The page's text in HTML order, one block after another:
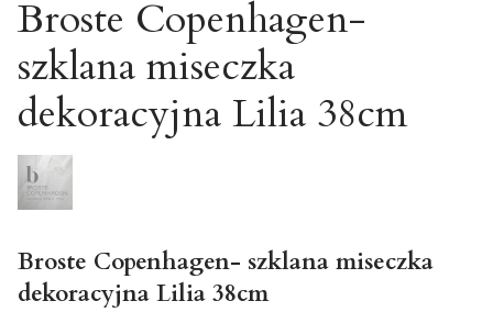
Broste Copenhagen-
szklana miseczka
dekoracyjna Lilia 38cm
Broste Copenhagen- szklana miseczka
dekoracyjna Lilia 38cm